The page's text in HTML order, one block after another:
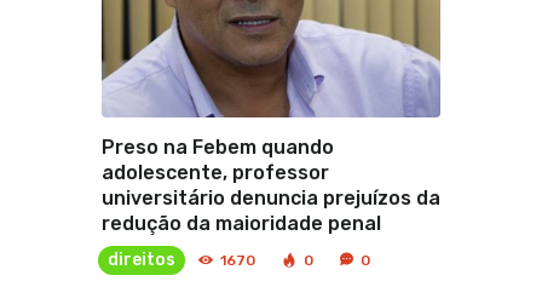
Preso na Febem quando
adolescente, professor
universitário denuncia prejuízos da
redução da maioridade penal
direitos 1670 0 0